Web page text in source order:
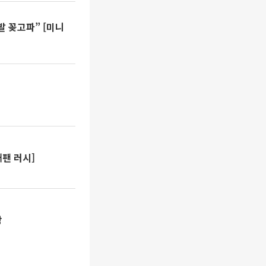
꽂고파” [미니
[K-기업 재팬 러시]